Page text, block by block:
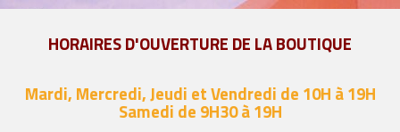
HORAIRES D'OUVERTURE DE LA BOUTIQUE
Mardi, Mercredi, Jeudi et Vendredi de 10H à 19H
Samedi de 9H30 à 19H